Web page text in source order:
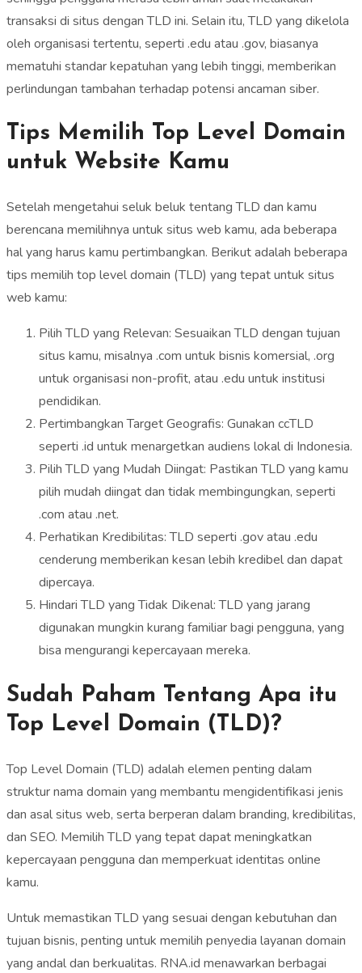
transaksi di situs dengan TLD ini. Selain itu, TLD yang dikelola
oleh organisasi tertentu, seperti .edu atau .gov, biasanya
mematuhi standar kepatuhan yang lebih tinggi, memberikan
perlindungan tambahan terhadap potensi ancaman siber.
Tips Memilih Top Level Domain
untuk Website Kamu
Setelah mengetahui seluk beluk tentang TLD dan kamu
berencana memilihnya untuk situs web kamu, ada beberapa
hal yang harus kamu pertimbangkan. Berikut adalah beberapa
tips memilih top level domain (TLD) yang tepat untuk situs
web kamu:
Pilih TLD yang Relevan: Sesuaikan TLD dengan tujuan
situs kamu, misalnya .com untuk bisnis komersial, .org
untuk organisasi non-profit, atau .edu untuk institusi
pendidikan.
Pertimbangkan Target Geografis: Gunakan ccTLD
seperti .id untuk menargetkan audiens lokal di Indonesia.
Pilih TLD yang Mudah Diingat: Pastikan TLD yang kamu
pilih mudah diingat dan tidak membingungkan, seperti
.com atau .net.
Perhatikan Kredibilitas: TLD seperti .gov atau .edu
cenderung memberikan kesan lebih kredibel dan dapat
dipercaya.
Hindari TLD yang Tidak Dikenal: TLD yang jarang
digunakan mungkin kurang familiar bagi pengguna, yang
bisa mengurangi kepercayaan mereka.
Sudah Paham Tentang Apa itu
Top Level Domain (TLD)?
Top Level Domain (TLD) adalah elemen penting dalam
struktur nama domain yang membantu mengidentifikasi jenis
dan asal situs web, serta berperan dalam branding, kredibilitas,
dan SEO. Memilih TLD yang tepat dapat meningkatkan
kepercayaan pengguna dan memperkuat identitas online
kamu.
Untuk memastikan TLD yang sesuai dengan kebutuhan dan
tujuan bisnis, penting untuk memilih penyedia layanan domain
yang andal dan berkualitas. RNA.id menawarkan berbagai